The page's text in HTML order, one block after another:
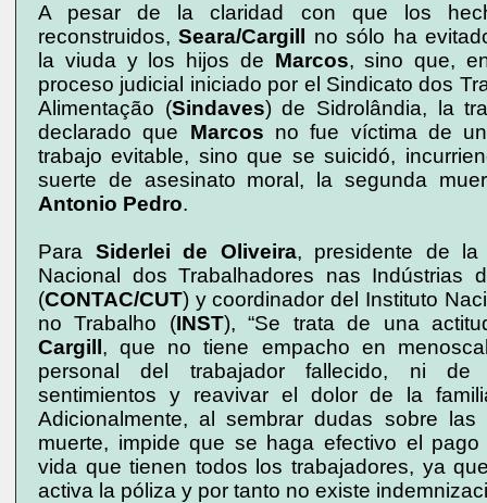
A pesar de la claridad con que los
reconstruidos,Seara/Cargill
no sólo ha
la viuda y los hijos de Marcos, sino que,
proceso judicial iniciado por el Sindicato dos
Alimentação (Sindaves) de Sidrolândia, la
declarado que Marcos no fue víctima de
trabajo evitable, sino que se suicidó,
suerte de asesinato moral, la segunda
Antonio Pedro.
Para Siderlei de Oliveira, presidente de la
Nacional dos Trabalhadores nas Indústrias
(CONTAC/CUT) y coordinador del Instituto
no Trabalho (INST), “Se trata de una
Cargill , que no tiene empacho en
personal del trabajador fallecido, ni de
sentimientos y reavivar el dolor de la
Adicionalmente, al sembrar dudas sobre
muerte, impide que se haga efectivo el
vida que tienen todos los trabajadores, ya
activa la póliza y por tanto no existe